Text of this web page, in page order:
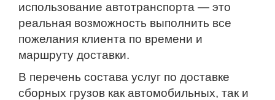
использование автотранспорта — это
реальная возможность выполнить все
пожелания клиента по времени и
маршруту доставки.
В перечень состава услуг по доставке
сборных грузов как автомобильных, так и